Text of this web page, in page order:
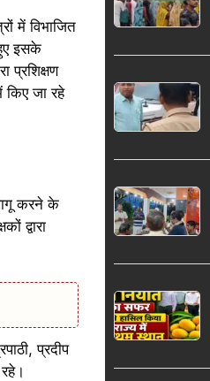
में विभाजित
इसके
प्रशिक्षण
किए जा रहे
करने के
द्वारा
प्रदीप